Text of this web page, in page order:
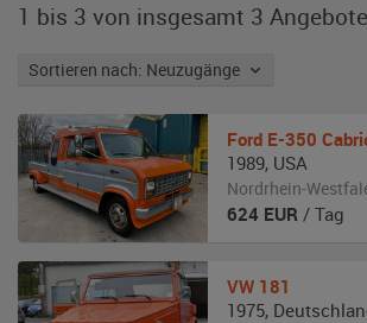
1 bis 3 von insgesamt 3
Sortieren nach: Neuzugänge
Ford E-350
1989, USA
Nordrhein-
624 EUR / Tag
VW 181
1975,